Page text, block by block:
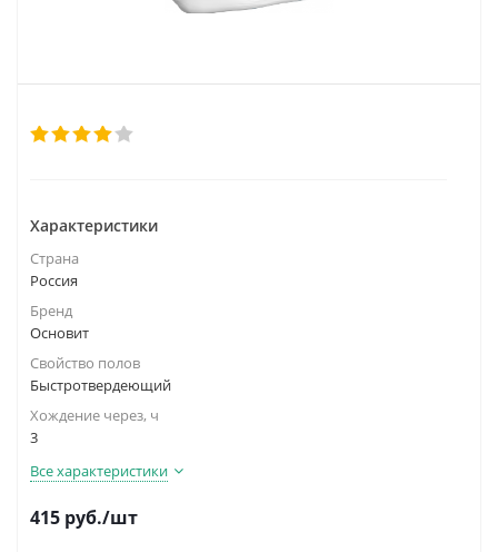
Характеристики
Страна
Россия
Бренд
Основит
Свойство полов
Быстротвердеющий
Хождение через, ч
3
Все характеристики
415 руб./шт